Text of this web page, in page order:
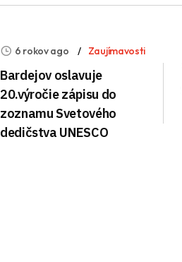
6 rokov ago Zaujímavosti
Bardejov oslavuje
20.výročie zápisu do
zoznamu Svetového
dedičstva UNESCO